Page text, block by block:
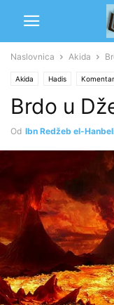
Naslovnica Akida
Akida Hadis
Brdo u
Od Ibn Redžeb el-